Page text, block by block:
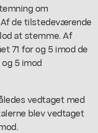
om
de tilstedeværende
at stemme. Af
71 for og 5 imod de
5 imod
vedtaget med
blev vedtaget